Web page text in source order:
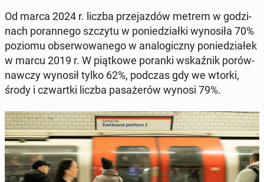
Od marca 2024 r. liczba prze­jaz­dów metrem w go­dzi­
nach po­ran­ne­go szczytu w po­nie­dział­ki wy­no­si­ła 70%
poziomu ob­ser­wo­wa­ne­go w ana­lo­gicz­ny po­nie­dzia­łek
w marcu 2019 r. W piąt­ko­we poranki wskaź­nik po­rów­
naw­czy wynosił tylko 62%, podczas gdy we wtorki,
środy i czwart­ki liczba pa­sa­że­rów wynosi 79%.